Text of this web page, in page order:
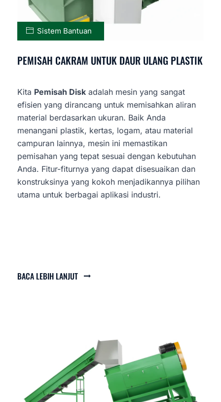
Sistem Bantuan
PEMISAH CAKRAM UNTUK DAUR ULANG PLASTIK
Kita Pemisah Disk adalah mesin yang sangat
efisien yang dirancang untuk memisahkan aliran
material berdasarkan ukuran. Baik Anda
menangani plastik, kertas, logam, atau material
campuran lainnya, mesin ini memastikan
pemisahan yang tepat sesuai dengan kebutuhan
Anda. Fitur-fiturnya yang dapat disesuaikan dan
konstruksinya yang kokoh menjadikannya pilihan
utama untuk berbagai aplikasi industri.
BACA LEBIH LANJUT